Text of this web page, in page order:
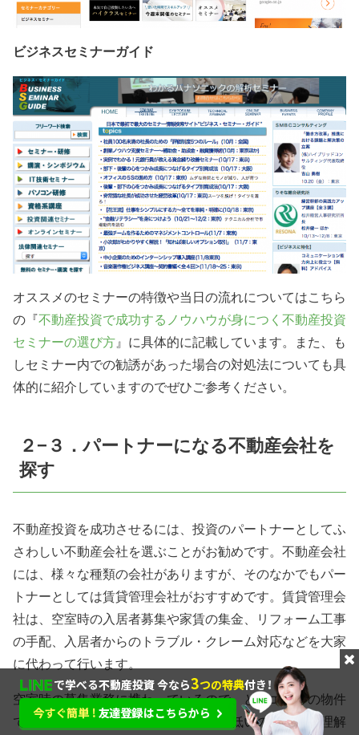
ビジネスセミナーガイド
オススメのセミナーの特徴や当日の流れについてはこちら
の『不動産投資で成功するノウハウが身につく不動産投資
セミナーの選び方 』に具体的に記載しています。また、も
しセミナー内での勧誘があった場合の対処法についても具
体的に紹介していますのでぜひご参考ください。
２−３．パートナーになる不動産会社を
探す
不動産投資を成功させるには、投資のパートナーとしてふ
さわしい不動産会社を選ぶことがお勧めです。不動産会社
には、様々な種類の会社がありますが、そのなかでもパー
トナーとしては賃貸管理会社がおすすめです。賃貸管理会
社は、空室時の入居者募集や家賃の集金、リフォーム工事
の手配、入居者からのトラブル・クレーム対応などを大家
に代わって行います。
空室時の募集業務に携わっているので、どのエリアの物件
で入居者がつきやすく、空室リスクが低いのかもよく理解